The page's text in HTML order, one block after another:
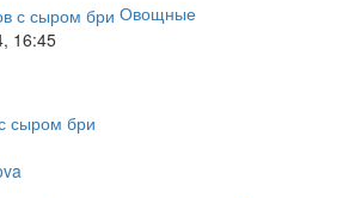
Овощные
16:45
сыром бри